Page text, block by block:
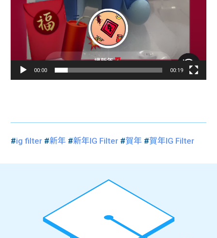
00:00 00:19
#ig filter #新年 #新年IG Filter #賀年 #賀年IG Filter